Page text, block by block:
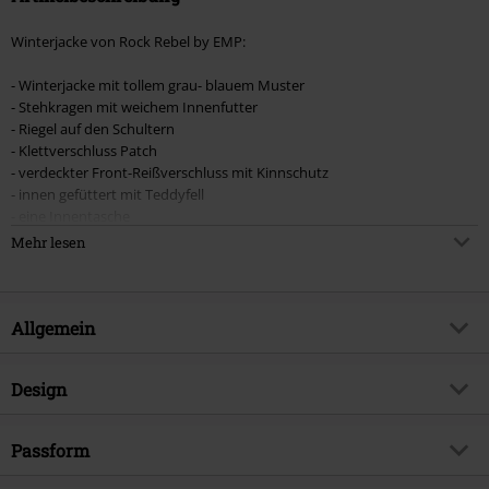
Winterjacke von Rock Rebel by EMP:
- Winterjacke mit tollem grau- blauem Muster
- Stehkragen mit weichem Innenfutter
- Riegel auf den Schultern
- Klettverschluss Patch
- verdeckter Front-Reißverschluss mit Kinnschutz
- innen gefüttert mit Teddyfell
- vier Taschen mit Druckknopf auf der Front
(Klettverschluss)
Mehr lesen
Allgemein
Artikelnummer:
Design
Produkt-Typ
Passform